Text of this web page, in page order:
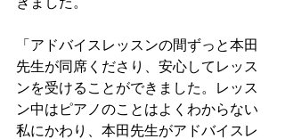
「アドバイスレッスンの間ずっと本田
先生が同席くださり、安心してレッス
ンを受けることができました。レッス
ン中はピアノのことはよくわからない
私にかわり、本田先生がアドバイスレ